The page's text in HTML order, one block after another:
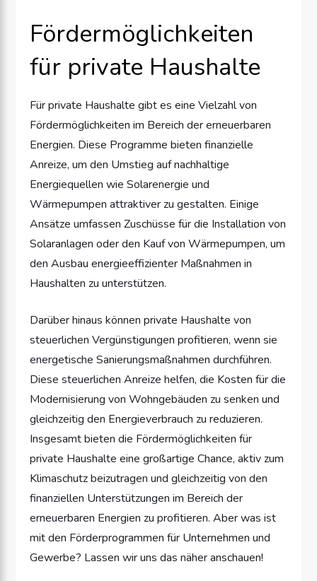
Fördermöglichkeiten
für private Haushalte
Für private Haushalte gibt es eine Vielzahl von
Fördermöglichkeiten im Bereich der erneuerbaren
Energien. Diese Programme bieten finanzielle
Anreize, um den Umstieg auf nachhaltige
Energiequellen wie Solarenergie und
Wärmepumpen attraktiver zu gestalten. Einige
Ansätze umfassen Zuschüsse für die Installation von
Solaranlagen oder den Kauf von Wärmepumpen, um
den Ausbau energieeffizienter Maßnahmen in
Haushalten zu unterstützen.
Darüber hinaus können private Haushalte von
steuerlichen Vergünstigungen profitieren, wenn sie
energetische Sanierungsmaßnahmen durchführen.
Diese steuerlichen Anreize helfen, die Kosten für die
Modernisierung von Wohngebäuden zu senken und
gleichzeitig den Energieverbrauch zu reduzieren.
Insgesamt bieten die Fördermöglichkeiten für
private Haushalte eine großartige Chance, aktiv zum
Klimaschutz beizutragen und gleichzeitig von den
finanziellen Unterstützungen im Bereich der
erneuerbaren Energien zu profitieren. Aber was ist
mit den Förderprogrammen für Unternehmen und
Gewerbe? Lassen wir uns das näher anschauen!